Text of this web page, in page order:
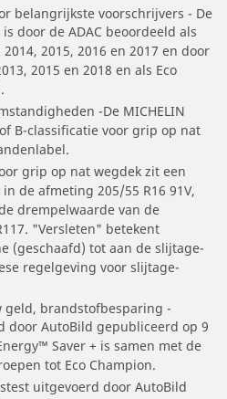
belangrijkste voorschrijvers - De
door de ADAC beoordeeld als
2015, 2016 en 2017 en door
2015 en 2018 en als Eco
-De MICHELIN
B-classificatie voor grip op nat
grip op nat wegdek zit een
de afmeting 205/55 R16 91V,
drempelwaarde van de
"Versleten" betekent
(geschaafd) tot aan de slijtage-
regelgeving voor slijtage-
geld, brandstofbesparing -
door AutoBild gepubliceerd op 9
Saver + is samen met de
tot Eco Champion.
uitgevoerd door AutoBild